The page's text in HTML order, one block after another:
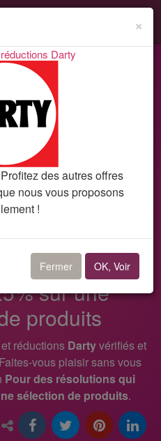
ou
Search
Darty
qui durent
sur une
produits
réductions Dartyvérifiés et
vous plaisir sans vous
Pour des résolutions qui
sélection de produits.
×
Darty
des autres offres
nous vous proposons
!
Fermer OK, Voir